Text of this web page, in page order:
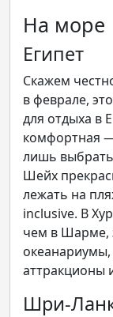
На море
Египет
Скажем
в феврале,
для отдыха в
комфортная —
лишь
Шейх
лежать на
inclusive. В
чем в Шарме,
аттракционы
Шри-